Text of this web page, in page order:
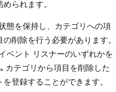
られます。
態を保持し、カテゴリへの項
削除を行う必要があります。
ベント リスナーのいずれかを
カテゴリから項目を削除した
登録することができます。